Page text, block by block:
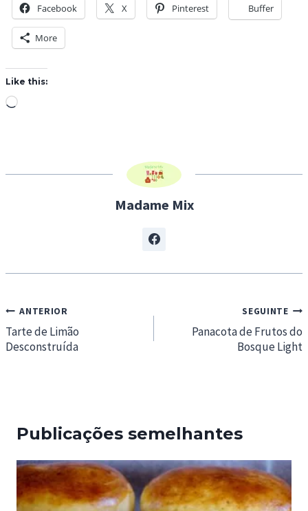
Facebook X Pinterest Buffer
More
Like this:
L
i
Madame Mix
Navegação
de
artigos
ANTERIOR
Tarte de Limão
Desconstruída
SEGUINTE
Panacota de Frutos do
Bosque Light
Publicações semelhantes